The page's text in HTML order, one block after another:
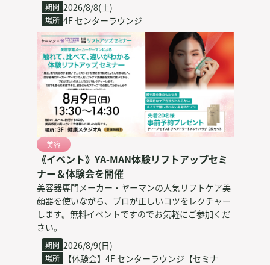
期間 2026/8/8(土)
場所 4F センターラウンジ
美容
《イベント》YA-MAN体験リフトアップセミ
ナー＆体験会を開催
美容器専門メーカー・ヤーマンの人気リフトケア美
顔器を使いながら、プロが正しいコツをレクチャー
します。無料イベントですのでお気軽にご参加くだ
さい。
期間 2026/8/9(日)
場所 【体験会】4F センターラウンジ 【セミナ